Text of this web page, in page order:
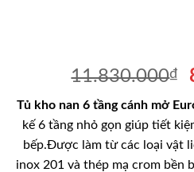
11.830.000₫
Tủ kho nan 6 tầng cánh mở
kế 6 tầng nhỏ gọn giúp tiết
bếp.Được làm từ các loại vật
inox 201 và thép mạ crom bền